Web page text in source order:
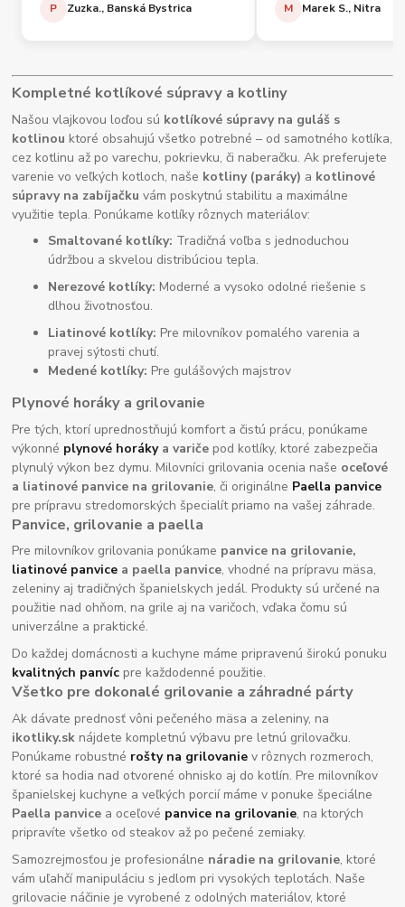
P Zuzka., Banská Bystrica M Marek S., Nitra
Kompletné kotlíkové súpravy a kotliny
Našou vlajkovou loďou sú kotlíkové súpravy na guláš s
kotlinou ktoré obsahujú všetko potrebné – od samotného kotlíka,
cez kotlinu až po varechu, pokrievku, či naberačku. Ak preferujete
varenie vo veľkých kotloch, naše kotliny (paráky) a kotlinové
súpravy na zabíjačku vám poskytnú stabilitu a maximálne
využitie tepla. Ponúkame kotlíky rôznych materiálov:
Smaltované kotlíky: Tradičná voľba s jednoduchou
údržbou a skvelou distribúciou tepla.
Nerezové kotlíky: Moderné a vysoko odolné riešenie s
dlhou životnosťou.
Liatinové kotlíky: Pre milovníkov pomalého varenia a
pravej sýtosti chutí.
Medené kotlíky: Pre gulášových majstrov
Plynové horáky a grilovanie
Pre tých, ktorí uprednostňujú komfort a čistú prácu, ponúkame
výkonné plynové horákya variče pod kotlíky, ktoré zabezpečia
plynulý výkon bez dymu. Milovníci grilovania ocenia naše oceľové
a liatinové panvice na grilovanie, či originálne Paella panvice
pre prípravu stredomorských špecialít priamo na vašej záhrade.
Panvice, grilovanie a paella
Pre milovníkov grilovania ponúkame panvice na grilovanie,
liatinové panvice a paella panvice, vhodné na prípravu mäsa,
zeleniny aj tradičných španielskych jedál. Produkty sú určené na
použitie nad ohňom, na grile aj na varičoch, vďaka čomu sú
univerzálne a praktické.
Do každej domácnosti a kuchyne máme pripravenú širokú ponuku
kvalitných panvíc pre každodenné použitie.
Všetko pre dokonalé grilovanie a záhradné párty
Ak dávate prednosť vôni pečeného mäsa a zeleniny, na
ikotliky.sk nájdete kompletnú výbavu pre letnú grilovačku.
Ponúkame robustné rošty na grilovanie v rôznych rozmeroch,
ktoré sa hodia nad otvorené ohnisko aj do kotlín. Pre milovníkov
španielskej kuchyne a veľkých porcií máme v ponuke špeciálne
Paella panvice a oceľové panvice na grilovanie, na ktorých
pripravíte všetko od steakov až po pečené zemiaky.
Samozrejmosťou je profesionálne náradie na grilovanie, ktoré
vám uľahčí manipuláciu s jedlom pri vysokých teplotách. Naše
grilovacie náčinie je vyrobené z odolných materiálov, ktoré